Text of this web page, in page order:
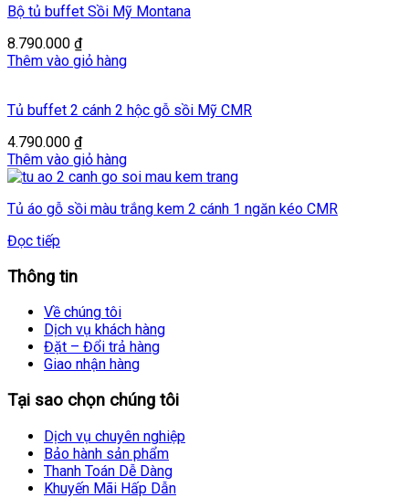
Bộ tủ buffet Sồi Mỹ Montana
8.790.000 ₫
Thêm vào giỏ hàng
Tủ buffet 2 cánh 2 hộc gỗ sồi Mỹ CMR
4.790.000 ₫
Thêm vào giỏ hàng
Tủ áo gỗ sồi màu trắng kem 2 cánh 1 ngăn kéo CMR
Đọc tiếp
Thông tin
Về chúng tôi
Dịch vụ khách hàng
Đặt – Đổi trả hàng
Giao nhận hàng
Tại sao chọn chúng tôi
Dịch vụ chuyên nghiệp
Bảo hành sản phẩm
Thanh Toán Dễ Dàng
Khuyến Mãi Hấp Dẫn